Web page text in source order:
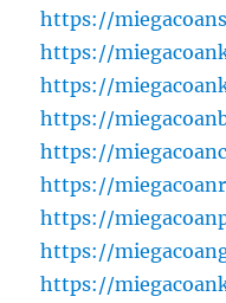
https://
https://
https://
https://
https://
https://
https://
https://
https://